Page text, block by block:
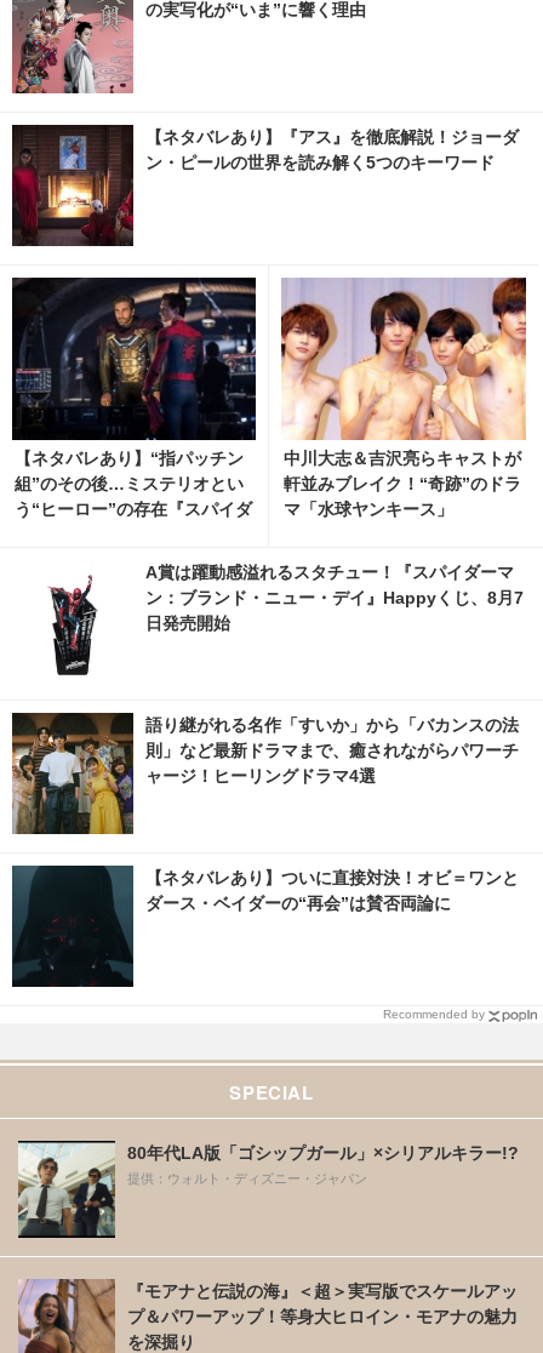
の実写化が“いま”に響く理由
【ネタバレあり】『アス』を徹底解説！ジョーダ
ン・ピールの世界を読み解く5つのキーワード
【ネタバレあり】“指パッチン
組”のその後…ミステリオとい
う“ヒーロー”の存在『スパイダ
中川大志＆吉沢亮らキャストが
軒並みブレイク！“奇跡”のドラ
マ「水球ヤンキース」
A賞は躍動感溢れるスタチュー！『スパイダーマ
ン：ブランド・ニュー・デイ』Happyくじ、8月7
日発売開始
語り継がれる名作「すいか」から「バカンスの法
則」など最新ドラマまで、癒されながらパワーチ
ャージ！ヒーリングドラマ4選
【ネタバレあり】ついに直接対決！オビ＝ワンと
ダース・ベイダーの“再会”は賛否両論に
Recommended by
SPECIAL
80年代LA版「ゴシップガール」×シリアルキラー!?
提供：ウォルト・ディズニー・ジャパン
『モアナと伝説の海』＜超＞実写版でスケールアッ
プ＆パワーアップ！等身大ヒロイン・モアナの魅力
を深掘り